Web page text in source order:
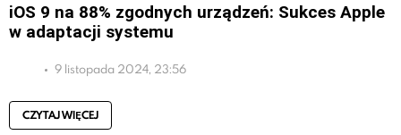
iOS 9 na 88% zgodnych urządzeń: Sukces Apple
w adaptacji systemu
9 listopada 2024, 23:56
CZYTAJ WIĘCEJ